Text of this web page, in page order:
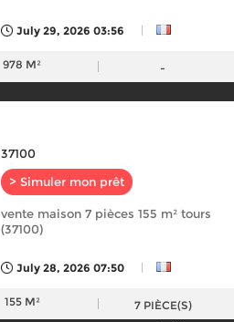
July 29, 2026 03:56 |
978 M² -
37100
> Simuler mon prêt
vente maison 7 pièces 155 m² tours
(37100)
July 28, 2026 07:50 |
155 M² 7 PIÈCE(S)